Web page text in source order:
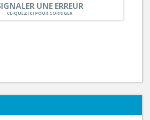
UNE ERREUR
CLIQUEZ ICI POUR CORRIGER